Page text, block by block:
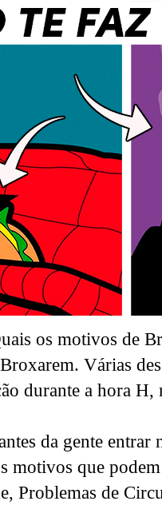
os motivos de
Várias
durante a hora H,
da gente
motivos que
Problemas de